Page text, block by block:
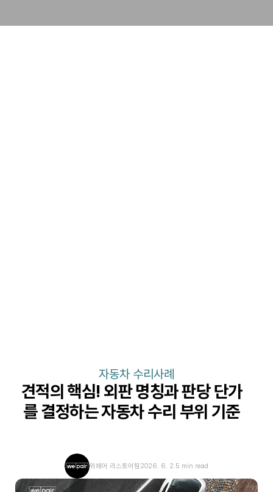
자동차 수리사례
견적의 핵심! 외판 명칭과 판당 단가
를 결정하는 자동차 수리 부위 기준
위페어 리스토어팀 2026. 6. 2. 5 min read